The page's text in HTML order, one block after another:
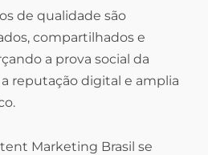
de qualidade são
compartilhados e
a prova social da
reputação digital e amplia
Marketing Brasil se